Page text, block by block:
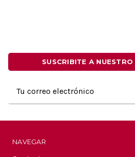
SUSCRIBITE A
electrónico
NAVEGAR